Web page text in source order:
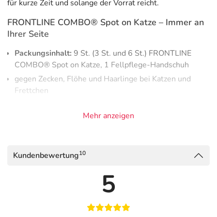
für kurze Zeit und solange der Vorrat reicht.
FRONTLINE COMBO® Spot on Katze – Immer an
Ihrer Seite
Packungsinhalt: 9 St. (3 St. und 6 St.) FRONTLINE
COMBO® Spot on Katze, 1 Fellpflege-Handschuh
gegen Zecken, Flöhe und Haarlinge bei Katzen und
Frettchen
und auch Floheier, Flohlarven und Flohpuppen in der
wirkt zuverlässig: Die Wirkung tritt ein, sobald der
wirkt verträglich: Der Wirkstoff wird nur äußerlich auf
der Haut und in den Talgdrüsen der Katze gespeichert.
Mehr anzeigen
Kundenbewertung10
5